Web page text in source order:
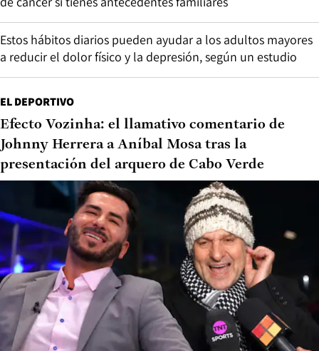
Estos hábitos diarios pueden ayudar a los adultos mayores
a reducir el dolor físico y la depresión, según un estudio
EL DEPORTIVO
Efecto Vozinha: el llamativo comentario de
Johnny Herrera a Aníbal Mosa tras la
presentación del arquero de Cabo Verde